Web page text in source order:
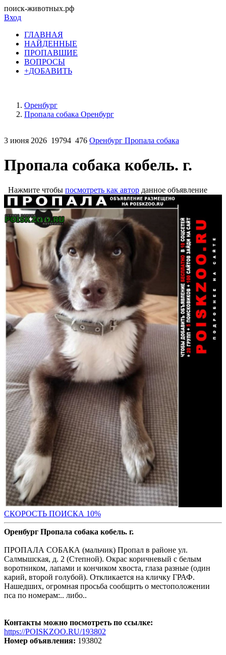
поиск-животных.рф
Вход
ГЛАВНАЯ
НАЙДЕННЫЕ
ПРОПАВШИЕ
ВОПРОСЫ
+ДОБАВИТЬ
Оренбург
Пропала собака Оренбург
3 июня 2026 19794 476 Оренбург Пропала собака
Пропала собака кобель. г.
Нажмите чтобы посмотреть как автор данное объявление
СКОРОСТЬ ПОИСКА 10%
Оренбург Пропала собака кобель. г.
ПРОПАЛА СОБАКА (мальчик) Пропал в районе ул.
Салмышская, д. 2 (Степной). Окрас коричневый с белым
воротником, лапами и кончиком хвоста, глаза разные (один
карий, второй голубой). Откликается на кличку ГРАФ.
Нашедших, огромная просьба сообщить о местоположении
пса по номерам:.. либо..
Контакты можно посмотреть по ссылке:
https://POISKZOO.RU/193802
Номер объявления: 193802